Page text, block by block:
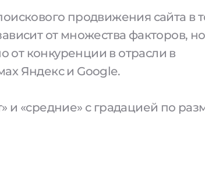
продвижения сайта в
от множества факторов, но
от конкуренции в отрасли в
Яндекс и Google.
и «средние» с градацией по